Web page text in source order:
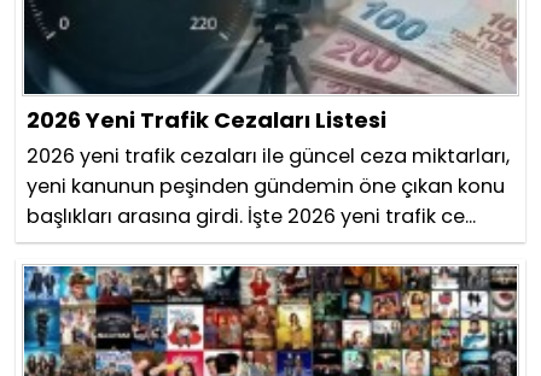
2026 Yeni Trafik Cezaları Listesi
2026 yeni trafik cezaları ile güncel ceza miktarları,
yeni kanunun peşinden gündemin öne çıkan konu
başlıkları arasına girdi. İşte 2026 yeni trafik ce...